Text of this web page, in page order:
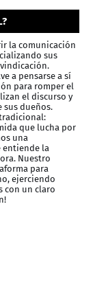
la comunicación
sus
a pensarse a sí
para romper el
el discurso y
sus dueños.
que lucha por
una
entiende la
Nuestro
para
ejerciendo
con un claro